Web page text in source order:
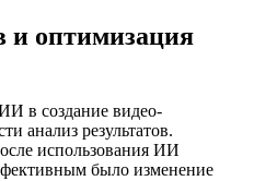
и оптимизация
в создание видео-
анализ результатов.
использования ИИ
было изменение